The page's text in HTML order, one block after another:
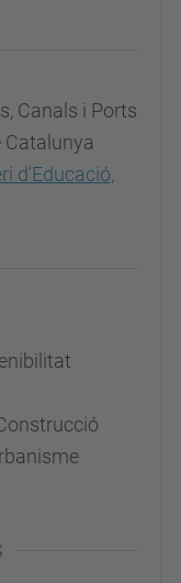
Canals i Ports
Catalunya
d'Educació,